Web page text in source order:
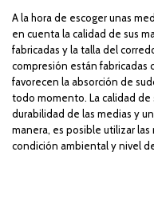
A la hora de escoger unas
en cuenta la calidad de sus
fabricadas y la talla del
compresión están fabricadas
favorecen la absorción de
todo momento. La calidad de
durabilidad de las medias y
manera, es posible utilizar
condición ambiental y nivel